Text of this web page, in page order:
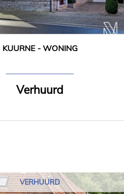
157 m² 3
KUURNE - WONING
Verhuurd
VERHUURD